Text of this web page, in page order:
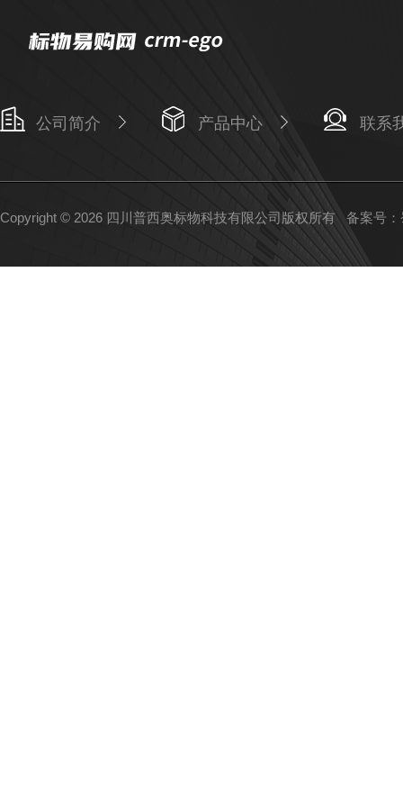
公司简介 产品中心 联系
Copyright © 2026 四川普西奥标物科技有限公司版权所有 备案号：